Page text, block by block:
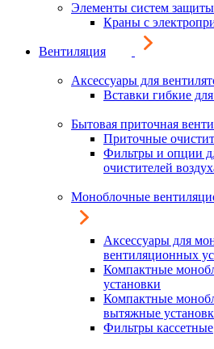
Элементы систем защиты
Краны с
Вентиляция
Аксессуары для
Вставки гибкие
Бытовая приточная
Приточные
Фильтры и опции
очистителей
Моноблочные
Аксессуары для
вентиляционных
Компактные
установки
Компактные
вытяжные
Фильтры кассетные